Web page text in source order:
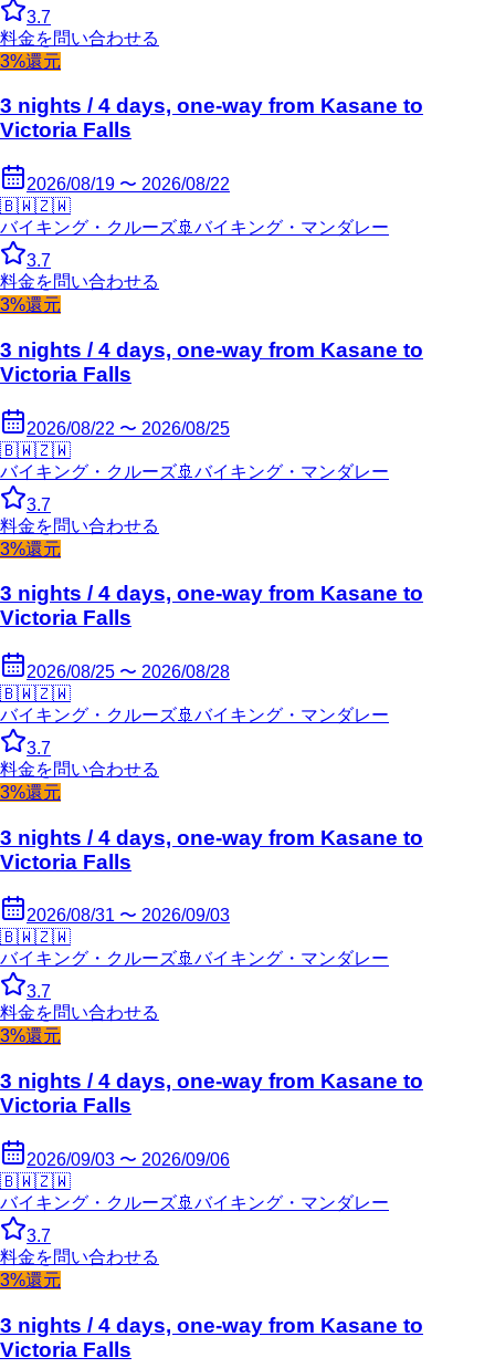
3.7
料金を問い合わせる
3%還元
3 nights / 4 days, one-way from Kasane to
Victoria Falls
2026/08/19 〜 2026/08/22
🇧🇼🇿🇼
バイキング・クルーズ🚢 バイキング・マンダレー
3.7
料金を問い合わせる
3%還元
3 nights / 4 days, one-way from Kasane to
Victoria Falls
2026/08/22 〜 2026/08/25
🇧🇼🇿🇼
バイキング・クルーズ🚢 バイキング・マンダレー
3.7
料金を問い合わせる
3%還元
3 nights / 4 days, one-way from Kasane to
Victoria Falls
2026/08/25 〜 2026/08/28
🇧🇼🇿🇼
バイキング・クルーズ🚢 バイキング・マンダレー
3.7
料金を問い合わせる
3%還元
3 nights / 4 days, one-way from Kasane to
Victoria Falls
2026/08/31 〜 2026/09/03
🇧🇼🇿🇼
バイキング・クルーズ🚢 バイキング・マンダレー
3.7
料金を問い合わせる
3%還元
3 nights / 4 days, one-way from Kasane to
Victoria Falls
2026/09/03 〜 2026/09/06
🇧🇼🇿🇼
バイキング・クルーズ🚢 バイキング・マンダレー
3.7
料金を問い合わせる
3%還元
3 nights / 4 days, one-way from Kasane to
Victoria Falls